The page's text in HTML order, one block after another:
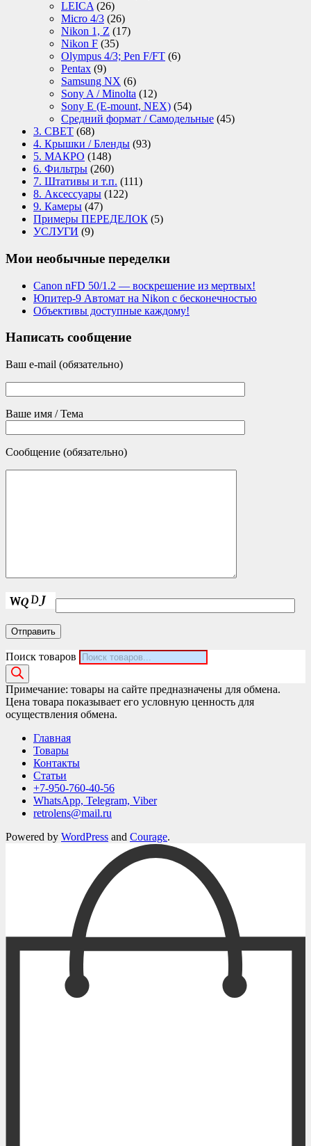
LEICA (26)
Micro 4/3 (26)
Nikon 1, Z (17)
Nikon F (35)
Olympus 4/3; Pen F/FT (6)
Pentax (9)
Samsung NX (6)
Sony A / Minolta (12)
Sony E (E-mount, NEX) (54)
Средний формат / Самодельные (45)
3. СВЕТ (68)
4. Крышки / Бленды (93)
5. МАКРО (148)
6. Фильтры (260)
7. Штативы и т.п. (111)
8. Аксессуары (122)
9. Камеры (47)
Примеры ПЕРЕДЕЛОК (5)
УСЛУГИ (9)
Мои необычные переделки
Canon nFD 50/1.2 — воскрешение из мертвых!
Юпитер-9 Автомат на Nikon с бесконечностью
Объективы доступные каждому!
Написать сообщение
Ваш e-mail (обязательно)
Ваше имя / Тема
Сообщение (обязательно)
Поиск товаров
Примечание: товары на сайте предназначены для обмена.
Цена товара показывает его условную ценность для
осуществления обмена.
Главная
Товары
Контакты
Статьи
+7-950-760-40-56
WhatsApp, Telegram, Viber
retrolens@mail.ru
Powered by WordPress and Courage.